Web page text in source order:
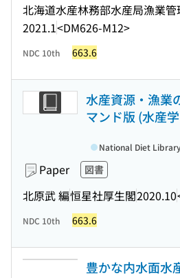
北海道水産林務部水産局漁業
2021.1<DM626-M12>
NDC 10th 663.6
水産資源・漁業
マンド版 (水産
Paper 図書
北原武 編恒星社厚生閣2020.10
National Diet
NDC 10th 663.6
豊かな内水面水